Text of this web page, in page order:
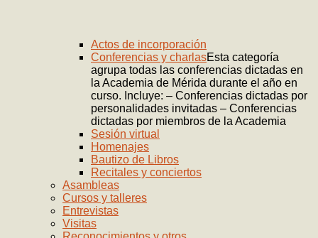
Actos de incorporación
Conferencias y charlasEsta categoría
agrupa todas las conferencias dictadas en
la Academia de Mérida durante el año en
curso. Incluye: – Conferencias dictadas por
personalidades invitadas – Conferencias
dictadas por miembros de la Academia
Sesión virtual
Homenajes
Bautizo de Libros
Recitales y conciertos
Asambleas
Cursos y talleres
Entrevistas
Visitas